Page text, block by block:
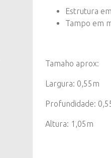
Estrutura
Tampo em
Tamaho aprox:
Largura: 0,55m
Profundidade:
Altura: 1,05m